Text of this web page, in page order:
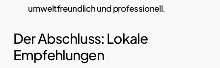
umweltfreundlich und professionell.
Der Abschluss: Lokale
Empfehlungen